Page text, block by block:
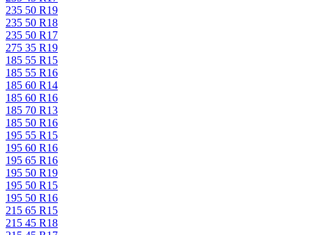
235 50 R19
235 50 R18
235 50 R17
275 35 R19
185 55 R15
185 55 R16
185 60 R14
185 60 R16
185 70 R13
185 50 R16
195 55 R15
195 60 R16
195 65 R16
195 50 R19
195 50 R15
195 50 R16
215 65 R15
215 45 R18